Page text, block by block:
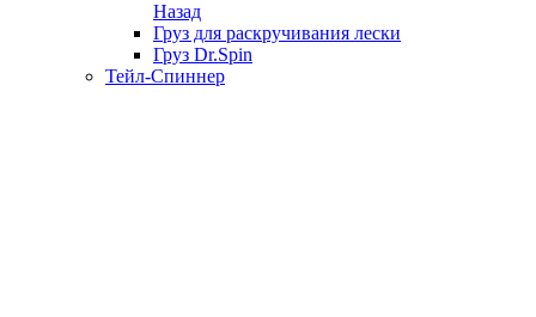
Назад
Груз для раскручивания лески
Груз Dr.Spin
Тейл-Спиннер